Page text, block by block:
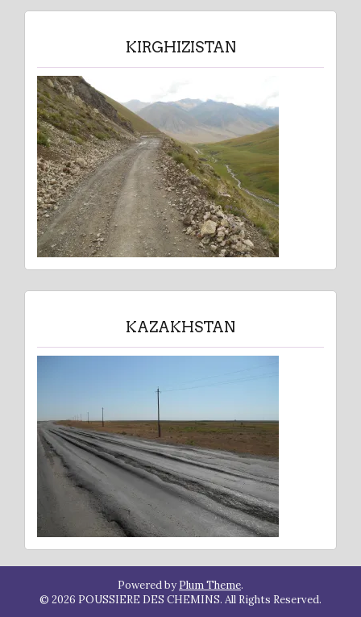
KIRGHIZISTAN
KAZAKHSTAN
Powered by Plum Theme.
© 2026 POUSSIERE DES CHEMINS. All Rights Reserved.